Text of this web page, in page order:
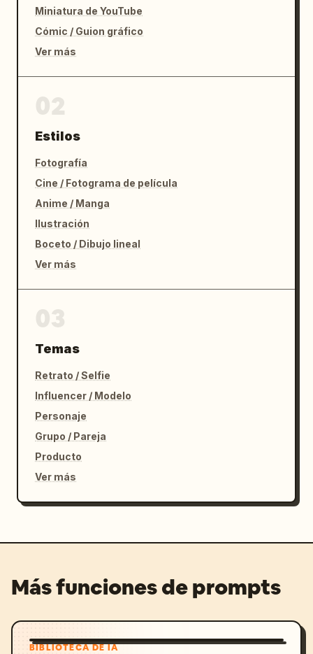
Miniatura de YouTube
Cómic / Guion gráfico
Ver más
Estilos
Fotografía
Cine / Fotograma de película
Anime / Manga
Ilustración
Boceto / Dibujo lineal
Ver más
Temas
Retrato / Selfie
Influencer / Modelo
Personaje
Grupo / Pareja
Producto
Ver más
Más funciones de prompts
BIBLIOTECA DE IA